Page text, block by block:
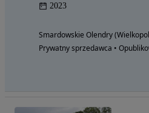
2023
Smardowskie Olendry
Prywatny sprzedawca •